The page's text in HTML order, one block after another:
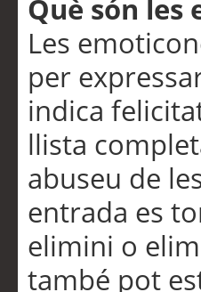
Què són les
Les
per
indica
llista
abuseu de
entrada es
elimini o
també pot